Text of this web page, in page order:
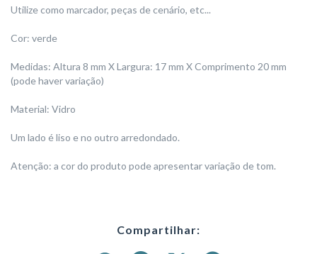
Utilize como marcador, peças de cenário, etc...
Cor: verde
Medidas: Altura 8 mm X Largura: 17 mm X Comprimento 20 mm
(pode haver variação)
Material: Vidro
Um lado é liso e no outro arredondado.
Atenção: a cor do produto pode apresentar variação de tom.
Compartilhar: